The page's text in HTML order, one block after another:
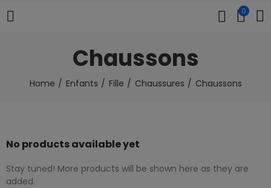
0
Chaussons
Home Enfants Fille Chaussures Chaussons
No products available yet
Stay tuned! More products will be shown here as they are
added.